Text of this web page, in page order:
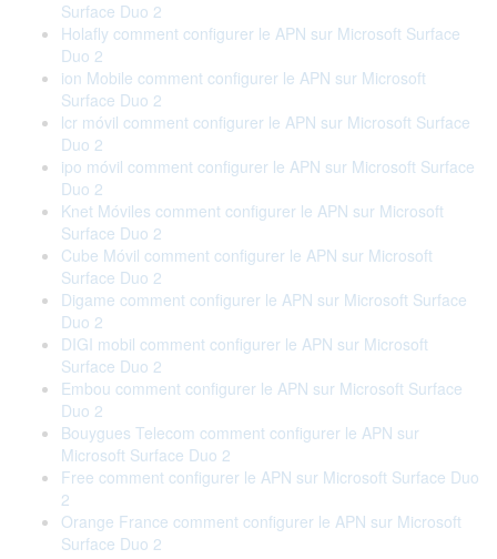
Surface Duo 2
Holafly comment configurer le APN sur Microsoft Surface
Duo 2
ion Mobile comment configurer le APN sur Microsoft
Surface Duo 2
lcr móvil comment configurer le APN sur Microsoft Surface
Duo 2
ipo móvil comment configurer le APN sur Microsoft Surface
Duo 2
Knet Móviles comment configurer le APN sur Microsoft
Surface Duo 2
Cube Móvil comment configurer le APN sur Microsoft
Surface Duo 2
Digame comment configurer le APN sur Microsoft Surface
Duo 2
DIGI mobil comment configurer le APN sur Microsoft
Surface Duo 2
Embou comment configurer le APN sur Microsoft Surface
Duo 2
Bouygues Telecom comment configurer le APN sur
Microsoft Surface Duo 2
Free comment configurer le APN sur Microsoft Surface Duo
2
Orange France comment configurer le APN sur Microsoft
Surface Duo 2